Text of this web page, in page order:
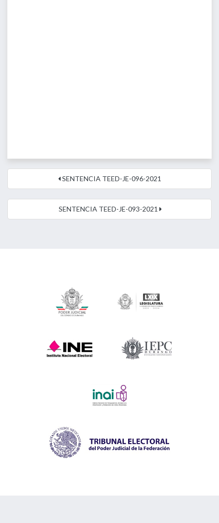
SENTENCIA TEED-JE-096-2021
SENTENCIA TEED-JE-093-2021